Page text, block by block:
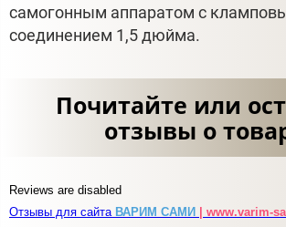
самогонным аппаратом с
соединением 1,5 дюйма.
Почитайте или
отзывы о
Reviews are disabled
Отзывы для сайта ВАРИМ САМИ | www.varim-